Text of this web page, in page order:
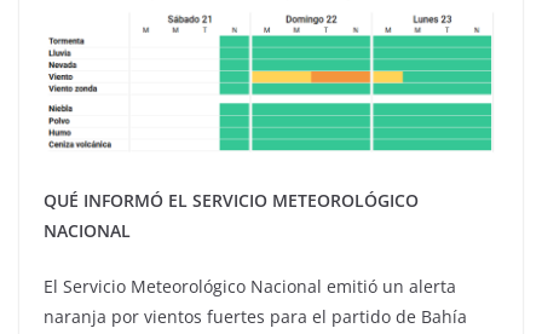
QUÉ INFORMÓ EL SERVICIO METEOROLÓGICO
NACIONAL
El Servicio Meteorológico Nacional emitió un alerta
naranja por vientos fuertes para el partido de Bahía